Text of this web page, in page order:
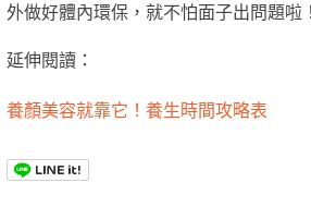
外做好體內環保，就不怕面子出問題啦！
延伸閱讀：
養顏美容就靠它！養生時間攻略表